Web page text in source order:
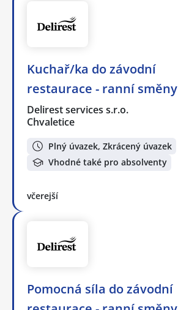
Kuchař/ka do závodní
restaurace - ranní směny
Delirest services s.r.o.
Chvaletice
Plný úvazek, Zkrácený úvazek
Vhodné také pro absolventy
včerejší
Pomocná síla do závodní